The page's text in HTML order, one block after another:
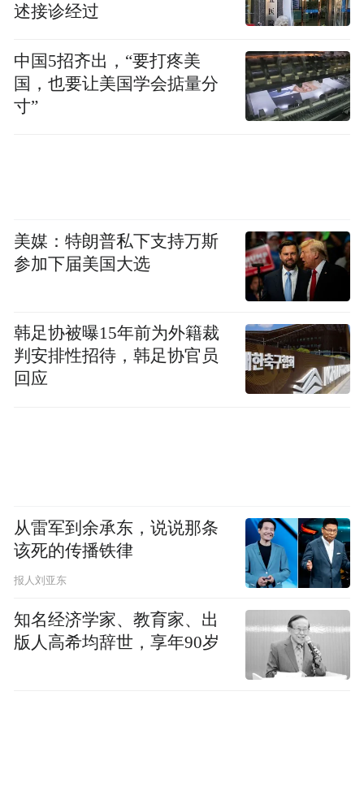
述接诊经过
中国5招齐出，“要打疼美
国，也要让美国学会掂量分
寸”
美媒：特朗普私下支持万斯
参加下届美国大选
韩足协被曝15年前为外籍裁
判安排性招待，韩足协官员
回应
从雷军到余承东，说说那条
该死的传播铁律
报人刘亚东
知名经济学家、教育家、出
版人高希均辞世，享年90岁